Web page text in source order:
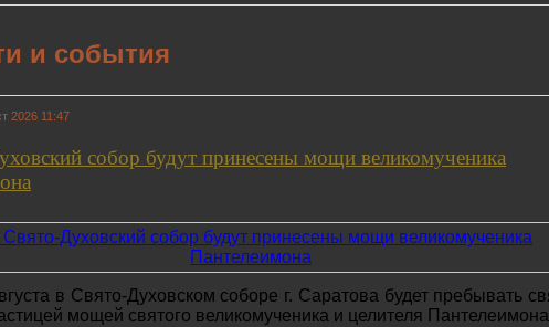
и события
2026 11:47
собор будут принесены мощи великомученика
в Свято-Духовском соборе г. Саратова будет пребывать
мощей святого великомученика и целителя